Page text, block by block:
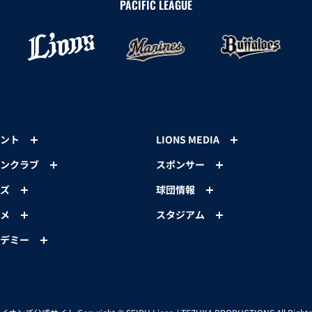
PACIFIC LEAGUE
ト
クラブ
ミー
LIONS MEDIA
スポンサー
球団情報
スタジアム